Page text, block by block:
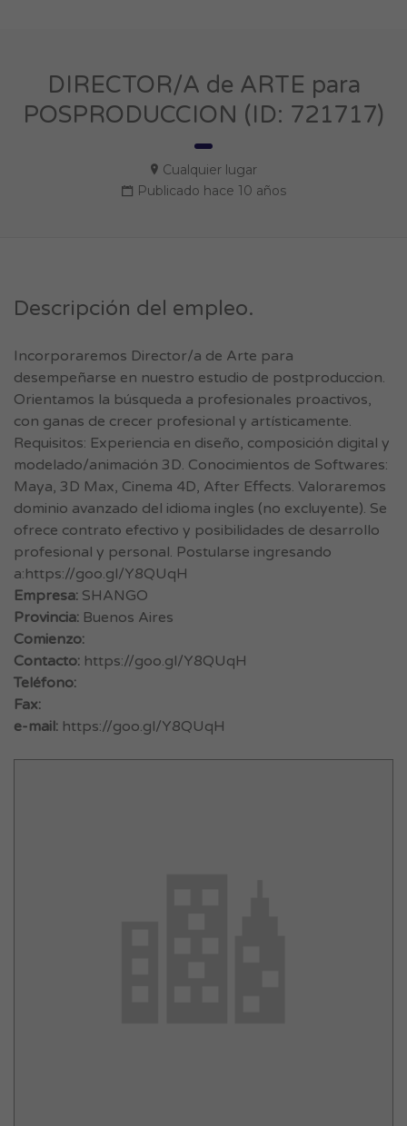
DIRECTOR/A de ARTE para
POSPRODUCCION (ID: 721717)
Cualquier lugar
Publicado hace 10 años
Descripción del empleo.
Incorporaremos Director/a de Arte para
desempeñarse en nuestro estudio de postproduccion.
Orientamos la búsqueda a profesionales proactivos,
con ganas de crecer profesional y artísticamente.
Requisitos: Experiencia en diseño, composición digital y
modelado/animación 3D. Conocimientos de Softwares:
Maya, 3D Max, Cinema 4D, After Effects. Valoraremos
dominio avanzado del idioma ingles (no excluyente). Se
ofrece contrato efectivo y posibilidades de desarrollo
profesional y personal. Postularse ingresando
a:https://goo.gl/Y8QUqH
Empresa: SHANGO
Provincia: Buenos Aires
Comienzo:
Contacto: https://goo.gl/Y8QUqH
Teléfono:
Fax:
e-mail: https://goo.gl/Y8QUqH